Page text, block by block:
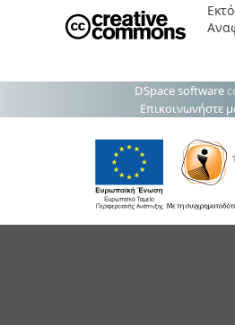
DSpace software
Επικοινωνήστε